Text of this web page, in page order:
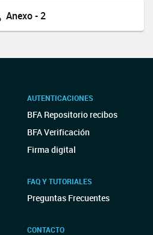
Anexo - 2
AUTENTICACIONES
BFA Repositorio recibos
BFA Verificación
Firma digital
FAQ Y TUTORIALES
Preguntas Frecuentes
CONTACTO